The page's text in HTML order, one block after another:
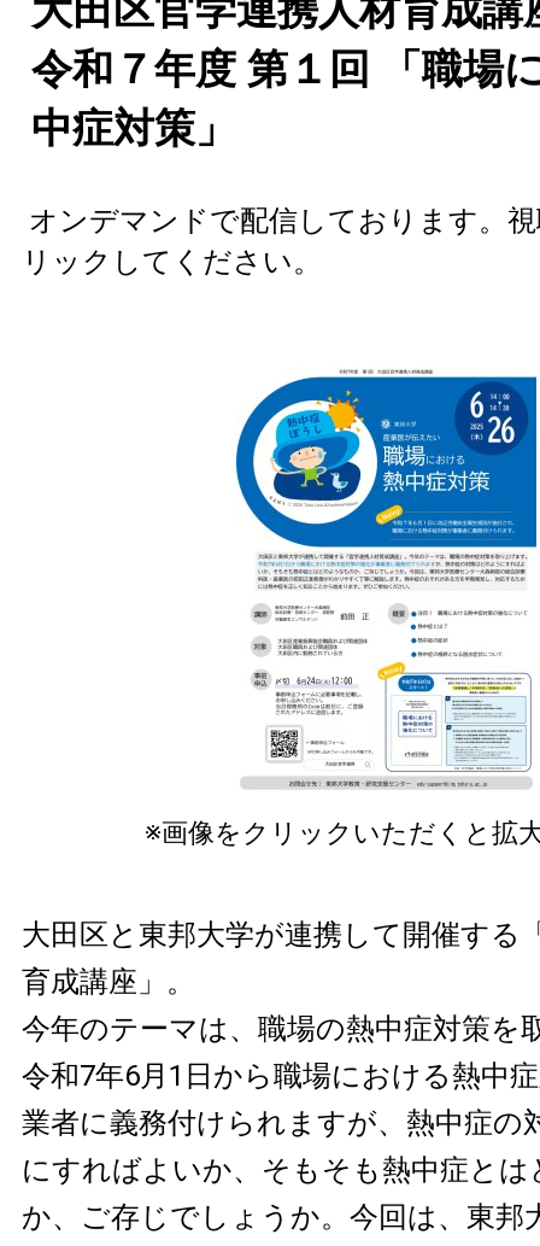
大田区官学連携人材育成
令和７年度 第１回 「職場
中症対策」
オンデマンドで配信しております。
リックしてください。
※画像をクリックいただくと拡
大田区と東邦大学が連携して開催する
育成講座」。
今年のテーマは、職場の熱中症対策を
令和7年6月1日から職場における熱中
業者に義務付けられますが、熱中症の
にすればよいか、そもそも熱中症と
か、ご存じでしょうか。今回は、東邦